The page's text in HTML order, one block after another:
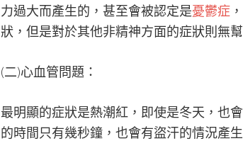
力過大而產生的，甚至會被認定是憂鬱症
狀，但是對於其他非精神方面的症狀則無幫
(二)心血管問題：
最明顯的症狀是熱潮紅，即使是冬天，也
的時間只有幾秒鐘，也會有盜汗的情況產